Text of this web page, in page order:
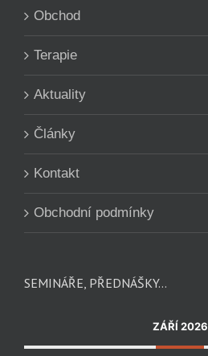
Obchod
Terapie
Aktuality
Články
Kontakt
Obchodní podmínky
SEMINÁŘE, PŘEDNÁŠKY…
ZÁŘÍ 2026